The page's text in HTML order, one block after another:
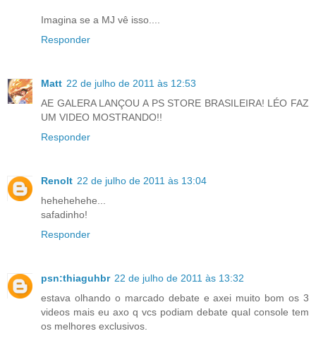
Imagina se a MJ vê isso....
Responder
Matt 22 de julho de 2011 às 12:53
AE GALERA LANÇOU A PS STORE BRASILEIRA! LÉO FAZ
UM VIDEO MOSTRANDO!!
Responder
Renolt 22 de julho de 2011 às 13:04
hehehehehe...
safadinho!
Responder
psn:thiaguhbr 22 de julho de 2011 às 13:32
estava olhando o marcado debate e axei muito bom os 3
videos mais eu axo q vcs podiam debate qual console tem
os melhores exclusivos.